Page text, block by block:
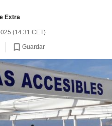
Extra
(14:31 CET)
Guardar